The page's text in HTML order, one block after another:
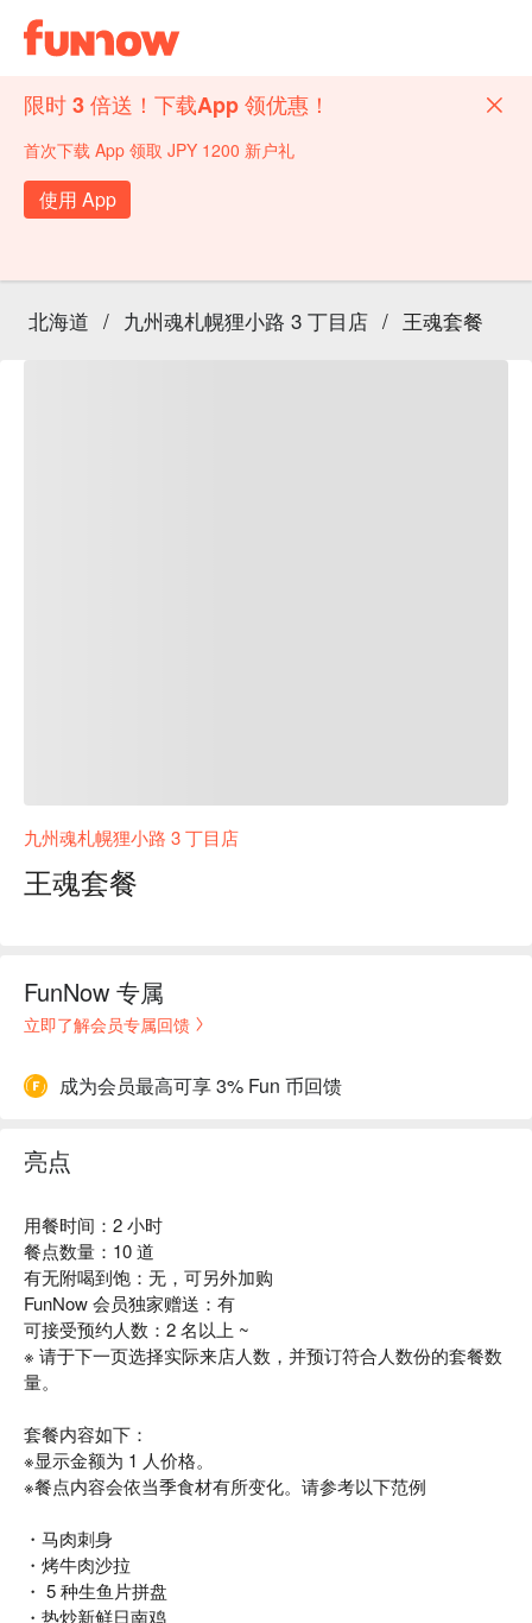
限时 3 倍送！下载App 领优惠！
首次下载 App 领取 JPY 1200 新户礼
使用 App
北海道 / 九州魂札幌狸小路 3 丁目店 / 王魂套餐
九州魂札幌狸小路 3 丁目店
王魂套餐
FunNow 专属
立即了解会员专属回馈
成为会员最高可享 3% Fun 币回馈
亮点
用餐时间：2 小时
餐点数量：10 道
有无附喝到饱：无，可另外加购
FunNow 会员独家赠送：有
可接受预约人数：2 名以上 ~
※ 请于下一页选择实际来店人数，并预订符合人数份的套餐数
量。
套餐内容如下：
※显示金额为 1 人价格。
※餐点内容会依当季食材有所变化。请参考以下范例
・马肉刺身
・烤牛肉沙拉
・ 5 种生鱼片拼盘
・热炒新鲜日南鸡